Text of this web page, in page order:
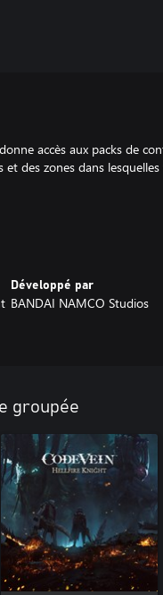
accès aux packs de
et des zones dans
Développé par
BANDAI NAMCO Studios
groupée